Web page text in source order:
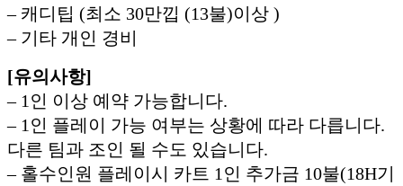
– 캐디팁 (최소 30만낍 (13불)이상 )
– 기타 개인 경비
[유의사항]
– 1인 이상 예약 가능합니다.
– 1인 플레이 가능 여부는 상황에 따라 다릅니다.
다른 팀과 조인 될 수도 있습니다.
– 홀수인원 플레이시 카트 1인 추가금 10불(18H기